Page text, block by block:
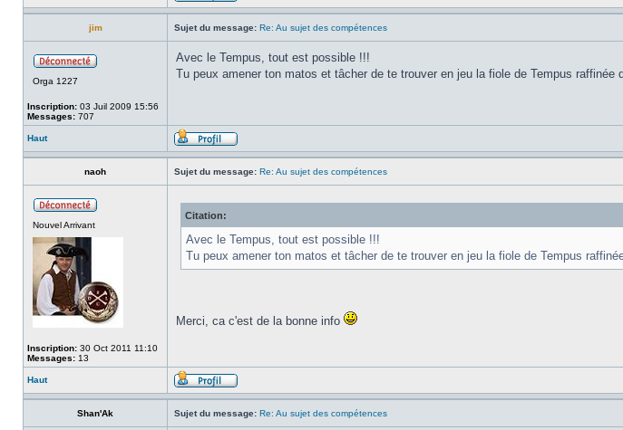
jim Sujet du message: Re: Au sujet des compétences
Orga 1227
Inscription: 03 Juil 2009 15:56
Messages: 707
Avec le Tempus, tout est possible !!!
Tu peux amener ton matos et tâcher de te trouver en jeu la fiole de Tempus raffinée
Haut
naoh Sujet du message: Re: Au sujet des compétences
Nouvel Arrivant
Inscription: 30 Oct 2011 11:10
Messages: 13
Citation:
Avec le Tempus, tout est possible !!!
Tu peux amener ton matos et tâcher de te trouver en jeu la fiole de Tempus
Merci, ca c'est de la bonne info
Haut
Shan'Ak Sujet du message: Re: Au sujet des compétences